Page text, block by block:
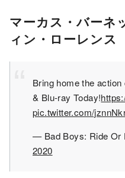
マーカス・バーネ
ィン・ローレンス
Bring home the action
& Blu-ray Today!
pic.twitter.com/
— Bad Boys: Ride Or
2020